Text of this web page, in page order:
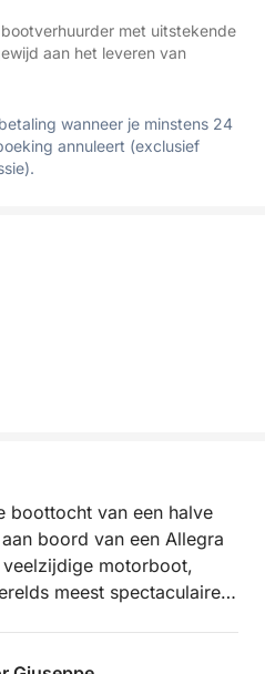
met uitstekende
aan het leveren van
wanneer je minstens 24
annuleert (exclusief
boottocht van een halve
boord van een Allegra
motorboot,
meest spectaculaire
te bewonderen. Deze